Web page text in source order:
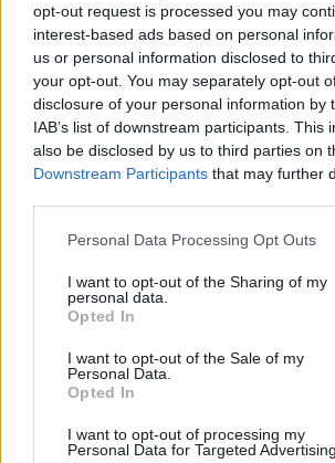
opt-out request is processed you may
interest-based ads based on personal
us or personal information disclosed to
your opt-out. You may separately opt-out
disclosure of your personal information by
IAB’s list of downstream participants. This
also be disclosed by us to third parties on
Downstream Participants that may further
Personal Data Processing Opt Outs
I want to opt-out of the Sharing of my
personal data.
Opted In
I want to opt-out of the Sale of my
Personal Data.
Opted In
I want to opt-out of processing my
Personal Data for Targeted Advertising.
Ξέρουμε πόσο σημαντικό είναι να
Είμαστε και φέτος Κορυφαίος Εργοδότης
Employer). Γιατί δε σταματάμε ποτέ να
θα βρεις όλα τα παρακάτω:
Μηναίο μισθό στα 718€ μικτά αν
ηκαι φτάνειέως και τα975€ανάλογα
εμπειρία και σε περίπτωση που είσαι
υπερωρίας, νυχτερινής εργασίας ή
πληρώνεται.
Kουπόνια τροφίμων
Σταθερά 5ήμερη εργασία.
Ναι, ακόμα
Αύγουστο.
πρώτη μας προτεραιότητα. Γι’ αυτό όλη